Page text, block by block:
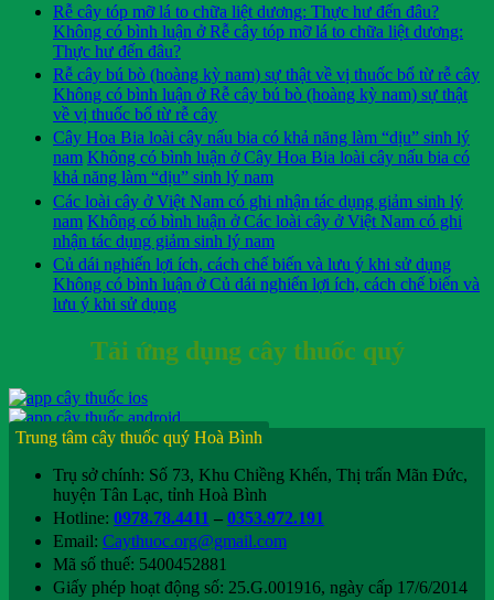
Rễ cây tóp mỡ lá to chữa liệt dương: Thực hư đến đâu?
Không có bình luận ở Rễ cây tóp mỡ lá to chữa liệt dương:
Thực hư đến đâu?
Rễ cây bú bò (hoàng kỳ nam) sự thật về vị thuốc bổ từ rễ cây
Không có bình luận ở Rễ cây bú bò (hoàng kỳ nam) sự thật
về vị thuốc bổ từ rễ cây
Cây Hoa Bia loài cây nấu bia có khả năng làm “dịu” sinh lý
nam Không có bình luận ở Cây Hoa Bia loài cây nấu bia có
khả năng làm “dịu” sinh lý nam
Các loài cây ở Việt Nam có ghi nhận tác dụng giảm sinh lý
nam Không có bình luận ở Các loài cây ở Việt Nam có ghi
nhận tác dụng giảm sinh lý nam
Củ dái nghiến lợi ích, cách chế biến và lưu ý khi sử dụng
Không có bình luận ở Củ dái nghiến lợi ích, cách chế biến và
lưu ý khi sử dụng
Tải ứng dụng cây thuốc quý
Trung tâm cây thuốc quý Hoà Bình
Trụ sở chính: Số 73, Khu Chiềng Khến, Thị trấn Mãn Đức,
huyện Tân Lạc, tỉnh Hoà Bình
Hotline: 0978.78.4411 – 0353.972.191
Email: Caythuoc.org@gmail.com
Mã số thuế: 5400452881
Giấy phép hoạt động số: 25.G.001916, ngày cấp 17/6/2014